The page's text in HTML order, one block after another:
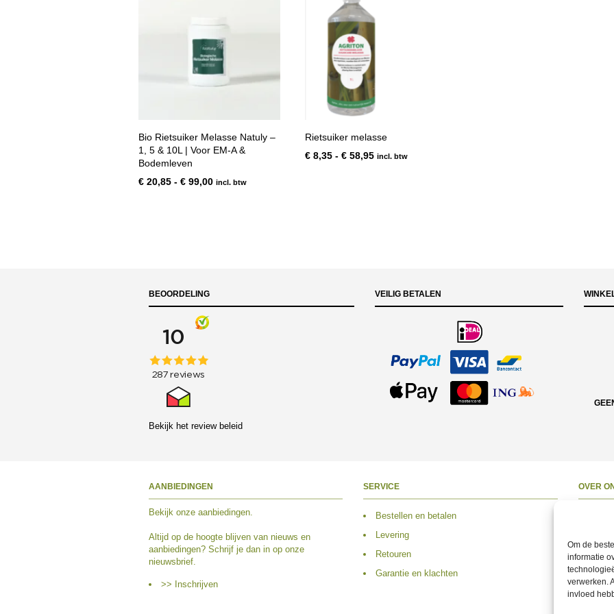
Om de
informatie
verwerken.
invloed
Bio Rietsuiker Melasse Natuly –
1, 5 & 10L | Voor EM-A &
Bodemleven
€ 20,85 - € 99,00Prijsklasse:
incl. btw
Rietsuiker melasse
€8,35 - €58,95Prijsklasse:
incl. btw
BEOORDELING
Bekijk het review beleid
VEILIG BETALEN
AANBIEDINGEN
Bekijk onze aanbiedingen.
Altijd op de hoogte blijven van nieuws en
aanbiedingen? Schrijf je dan in op onze
nieuwsbrief.
>> Inschrijven
SERVICE
Bestellen en betalen
Levering
Retouren
Garantie en klachten
OVER
Volg